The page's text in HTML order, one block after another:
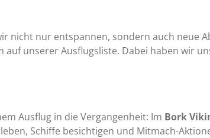
nicht nur entspannen, sondern auch neue
auf unserer Ausflugsliste. Dabei haben wir
Ausflug in die Vergangenheit: Im Bork
Schiffe besichtigen und Mitmach-